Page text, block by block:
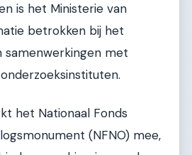
is het Ministerie van
betrokken bij het
samenwerkingen met
het Nationaal Fonds
(NFNO) mee,